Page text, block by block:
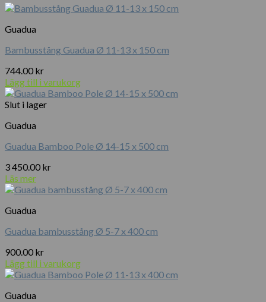
mängd
Guadua
Bambusstång Guadua Ø 11-13 x 150 cm
744.00 kr
Lägg till i varukorg
Slut i lager
Guadua
Guadua Bamboo Pole Ø 14-15 x 500 cm
3 450.00 kr
Läs mer
Guadua
Guadua bambusstång Ø 5-7 x 400 cm
900.00 kr
Lägg till i varukorg
Guadua